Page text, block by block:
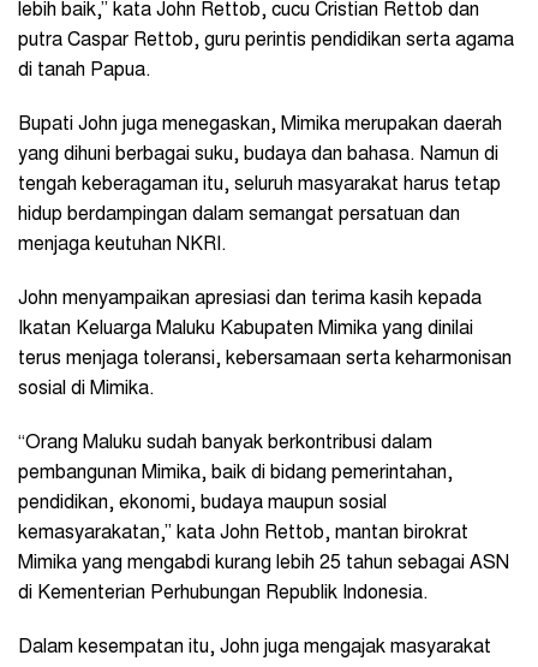
lebih baik,” kata John Rettob, cucu Cristian Rettob dan
putra Caspar Rettob, guru perintis pendidikan serta agama
di tanah Papua.
Bupati John juga menegaskan, Mimika merupakan daerah
yang dihuni berbagai suku, budaya dan bahasa. Namun di
tengah keberagaman itu, seluruh masyarakat harus tetap
hidup berdampingan dalam semangat persatuan dan
menjaga keutuhan NKRI.
John menyampaikan apresiasi dan terima kasih kepada
Ikatan Keluarga Maluku Kabupaten Mimika yang dinilai
terus menjaga toleransi, kebersamaan serta keharmonisan
sosial di Mimika.
“Orang Maluku sudah banyak berkontribusi dalam
pembangunan Mimika, baik di bidang pemerintahan,
pendidikan, ekonomi, budaya maupun sosial
kemasyarakatan,” kata John Rettob, mantan birokrat
Mimika yang mengabdi kurang lebih 25 tahun sebagai ASN
di Kementerian Perhubungan Republik Indonesia.
Dalam kesempatan itu, John juga mengajak masyarakat